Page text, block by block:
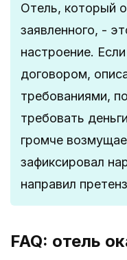
Отель, который
заявленного, -
настроение.
договором,
требованиями,
требовать
громче
зафиксировал
направил
FAQ: отель